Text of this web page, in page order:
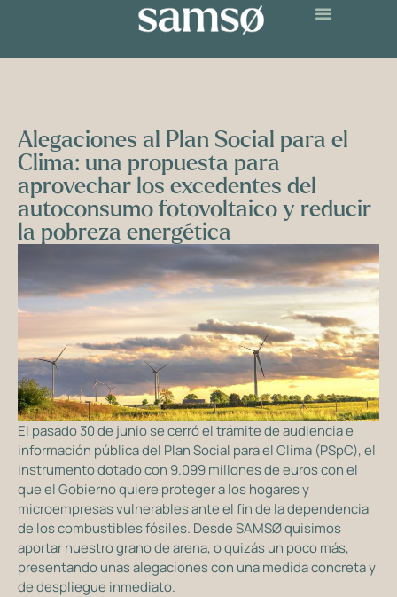
Alegaciones al Plan Social para el
Clima: una propuesta para
aprovechar los excedentes del
autoconsumo fotovoltaico y reducir
la pobreza energética
El pasado 30 de junio se cerró el trámite de audiencia e
información pública del Plan Social para el Clima (PSpC), el
instrumento dotado con 9.099 millones de euros con el
que el Gobierno quiere proteger a los hogares y
microempresas vulnerables ante el fin de la dependencia
de los combustibles fósiles. Desde SAMSØ quisimos
aportar nuestro grano de arena, o quizás un poco más,
presentando unas alegaciones con una medida concreta y
de despliegue inmediato.